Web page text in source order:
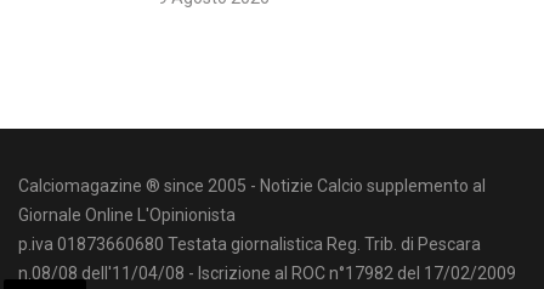
Calciomagazine ® since 2005 - Notizie Calcio supplemento al
Giornale Online L'Opinionista
p.iva 01873660680 Testata giornalistica Reg. Trib. di Pescara
n.08/08 dell'11/04/08 - Iscrizione al ROC n°17982 del 17/02/2009